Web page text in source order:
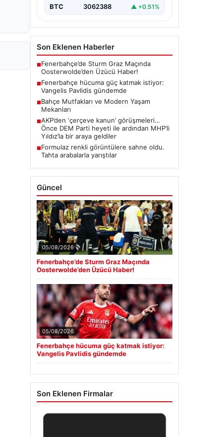
BTC 3062388 ▲ +0.51%
Son Eklenen Haberler
■Fenerbahçe’de Sturm Graz Maçında
Oosterwolde’den Üzücü Haber!
■Fenerbahçe hücuma güç katmak istiyor:
Vangelis Pavlidis gündemde
■Bahçe Mutfakları ve Modern Yaşam
Mekanları
■AKP’den ‘çerçeve kanun’ görüşmeleri…
Önce DEM Parti heyeti ile ardından MHP’li
Yıldız’la bir araya geldiler
■Formulaz renkli görüntülere sahne oldu.
Tahta arabalarla yarıştılar
Güncel
05/08/2026
Fenerbahçe’de Sturm Graz Maçında
Oosterwolde’den Üzücü Haber!
05/08/2026
Fenerbahçe hücuma güç katmak istiyor:
Vangelis Pavlidis gündemde
Son Eklenen Firmalar